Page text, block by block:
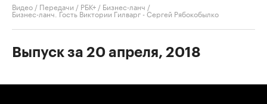
Видео / Передачи / РБК+ / Бизнес-ланч /
Бизнес-ланч. Гость Виктории Гилварг - Сергей Рябокобылко
Выпуск за 20 апреля, 2018